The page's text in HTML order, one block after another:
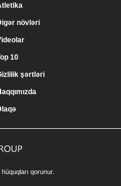
növləri
10
şərtləri
qorunur.